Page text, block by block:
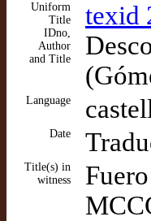
Uniform
Title
IDno,
Author
and Title
texid
Language
Date
Title(s) in
witness